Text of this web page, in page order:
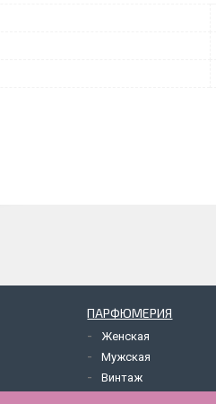
ПАРФЮМЕРИЯ
Женская
Мужская
Винтаж